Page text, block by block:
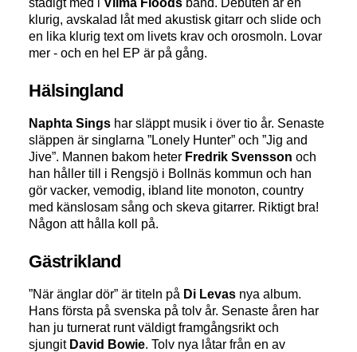
klurig, avskalad låt med akustisk gitarr och slide och
en lika klurig text om livets krav och orosmoln. Lovar
mer - och en hel EP är på gång.
Hälsingland
Naphta Sings har släppt musik i över tio år. Senaste
släppen är singlarna ”Lonely Hunter” och ”Jig and
Jive”. Mannen bakom heter Fredrik Svensson och
han håller till i Rengsjö i Bollnäs kommun och han
gör vacker, vemodig, ibland lite monoton, country
med känslosam sång och skeva gitarrer. Riktigt bra!
Någon att hålla koll på.
Gästrikland
”När änglar dör” är titeln på Di Levas nya album.
Hans första på svenska på tolv år. Senaste åren har
han ju turnerat runt väldigt framgångsrikt och
sjungit David Bowie. Tolv nya låtar från en av